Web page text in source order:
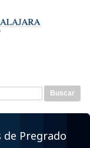
de
de Pregrado